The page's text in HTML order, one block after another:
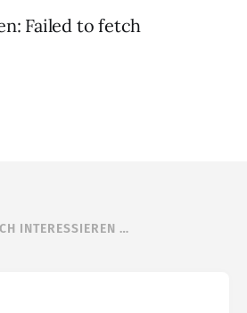
Failed to fetch
INTERESSIEREN …